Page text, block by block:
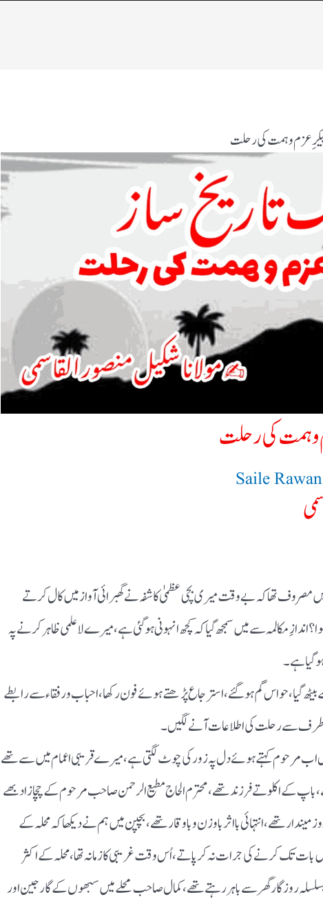
ِعزم وہمت کی رحلت
وہمت کی رحلت
Saile Rawan
مصروف تھاکہ بے وقت میری بچی عظمیٰ کاشفہ نے گھبرائی آواز میں کال کرتے
؟ اندازِ مکالمہ سے میں سمجھ گیا کہ کچھ انہونی ہوگئی ہے ، میرے لاعلمی ظاہر کرنے پہ
ہے ۔
بیٹھ گیا ، حواس گم ہوگئے ، استرجاع پڑھتے ہوئے فون رکھا ، احباب ورفقاء سے رابطے
طرف سے رحلت کی اطلاعات آنے لگیں ۔
اب مرحوم کہتے ہوئے دل پہ زور کی چوٹ لگتی ہے ، میرے قریبی اعمام میں سے تھے
کے اکلوتے فرزند تھے ، محترم الحاج مطیع الرحمن صاحب مرحوم کے چچا زاد بھے
تھے ، انتہائی بااثر باوزن وباوقار تھے ، بچپن میں ہم نے دیکھا کہ محلہ کے
تک کرنے کی جرات نہ کرپاتے ، اُس وقت غریبی کا زمانہ تھا ، محلہ کے اکثر
روزگار گھر سے باہر رہتے تھے ، کمال صاحب محلے میں سبھوں کے گارجین اور